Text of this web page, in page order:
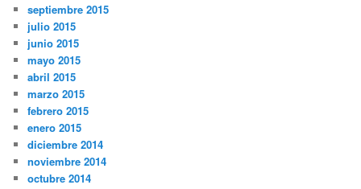
septiembre 2015
julio 2015
junio 2015
mayo 2015
abril 2015
marzo 2015
febrero 2015
enero 2015
diciembre 2014
noviembre 2014
octubre 2014